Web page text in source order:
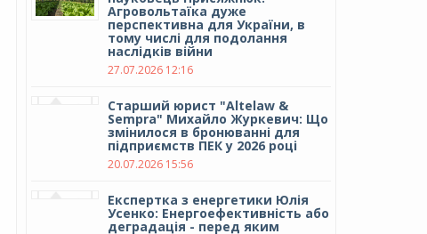
Агровольтаїка дуже
перспективна для України, в
тому числі для подолання
наслідків війни
27.07.2026 12:16
Cтарший юрист "Altelaw &
Sempra" Михайло Журкевич: Що
змінилося в бронюванні для
підприємств ПЕК у 2026 році
20.07.2026 15:56
Експертка з енергетики Юлія
Усенко: Енергоефективність або
деградація - перед яким